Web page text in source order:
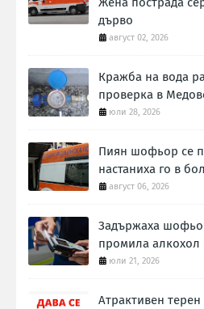
дърво
август 02, 2026
Кражба на вода
проверка в
юли 28, 2026
Пиян шофьор се
настаниха го в
август 06, 2026
Задържаха
промила алкохол
юли 21, 2026
Атрактивен